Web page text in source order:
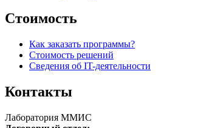
Стоимость
Как заказать программы?
Стоимость решений
Сведения об IT-деятельности
Контакты
Лаборатория ММИС